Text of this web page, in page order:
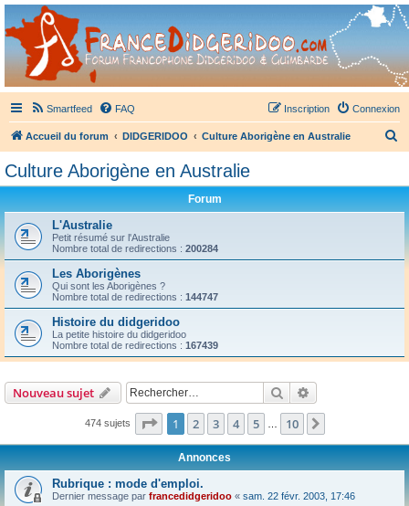
France Didgeridoo
Didgeridoo et Guimbarde sur France Didgeridoo - retrouvez la communauté.
Smartfeed FAQ Connexion
Inscription
Accueil du forum DIDGERIDOO Culture Aborigène en Australie
e
Culture Aborigène en Australie
Forum
L'Australie
Petit résumé sur l'Australie
Nombre total de redirections : 200284
Les Aborigènes
Qui sont les Aborigènes ?
Nombre total de redirections : 144747
Histoire du didgeridoo
La petite histoire du didgeridoo
Nombre total de redirections : 167439
Nouveau sujet Rechercher
474 sujets Page 1sur10
1 2 3 4 5 … 10
Annonces
Rubrique : mode d'emploi.
Dernier message par francedidgeridoo « sam. 22 févr. 2003, 17:46